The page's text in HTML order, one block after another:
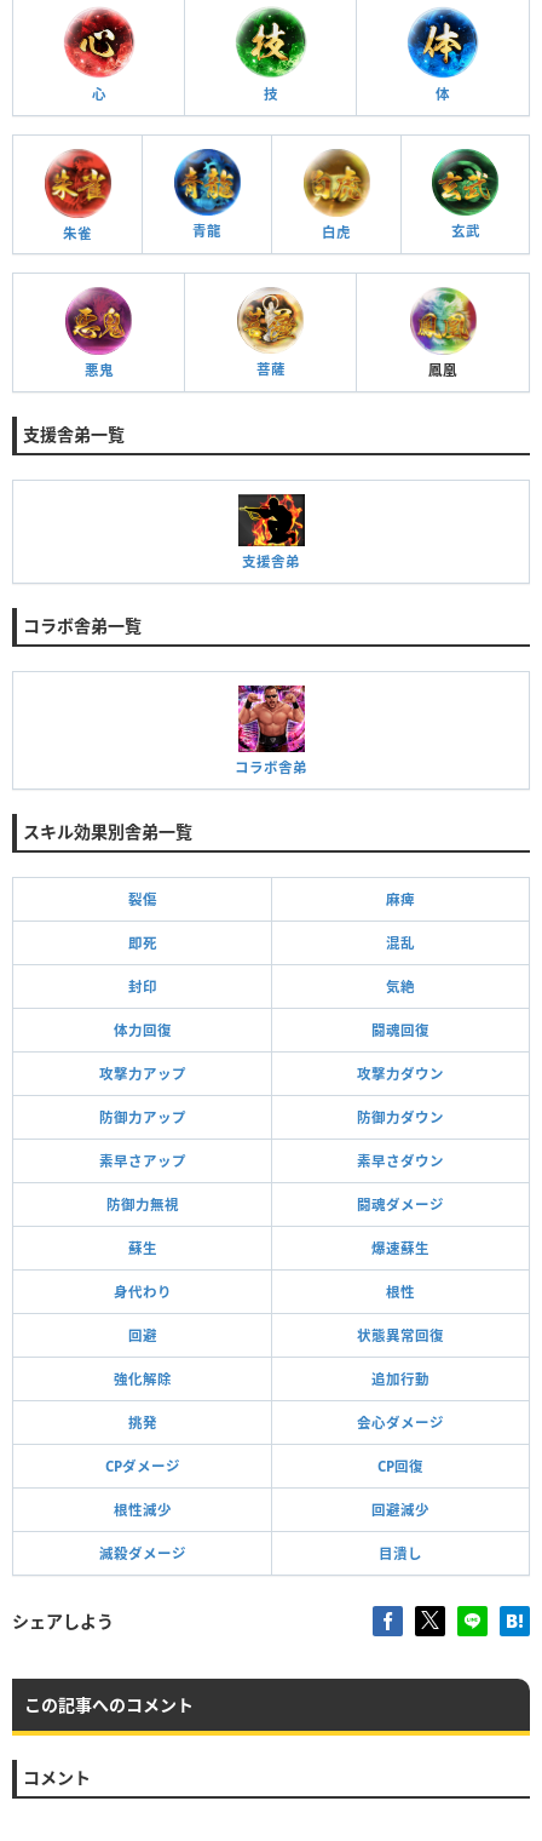
陣内隼人
狂乱の破壊者 陣
内隼人
D 22,273 ガチャ ‐
キング
‐
27,051
D 36,687 ガチャ ‐
53,174
総合力
落花流水 久遠&
雅
心 技 体
朱雀 青龍 白虎 玄武
悪鬼 菩薩 鳳凰
支援舎弟一覧
支援舎弟
コラボ舎弟一覧
コラボ舎弟
スキル効果別舎弟一覧
裂傷 麻痺
即死 混乱
封印 気絶
体力回復 闘魂回復
攻撃力アップ 攻撃力ダウン
防御力アップ 防御力ダウン
素早さアップ 素早さダウン
防御力無視 闘魂ダメージ
蘇生 爆速蘇生
身代わり 根性
回避 状態異常回復
強化解除 追加行動
挑発 会心ダメージ
CPダメージ CP回復
根性減少 回避減少
滅殺ダメージ 目潰し
シェアしよう
この記事へのコメント
コメント